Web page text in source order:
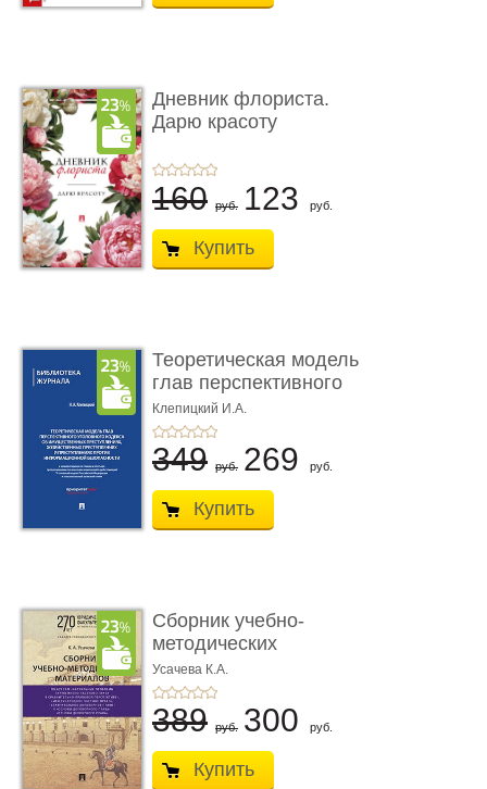
Дневник флориста.
Дарю красоту
160 руб. 123 руб.
Купить
Теоретическая модель
глав перспективного
УК о ...
Клепицкий И.А.
349 руб. 269 руб.
Купить
Сборник учебно-
методических
материалов по кур ...
Усачева К.А.
389 руб. 300 руб.
Купить